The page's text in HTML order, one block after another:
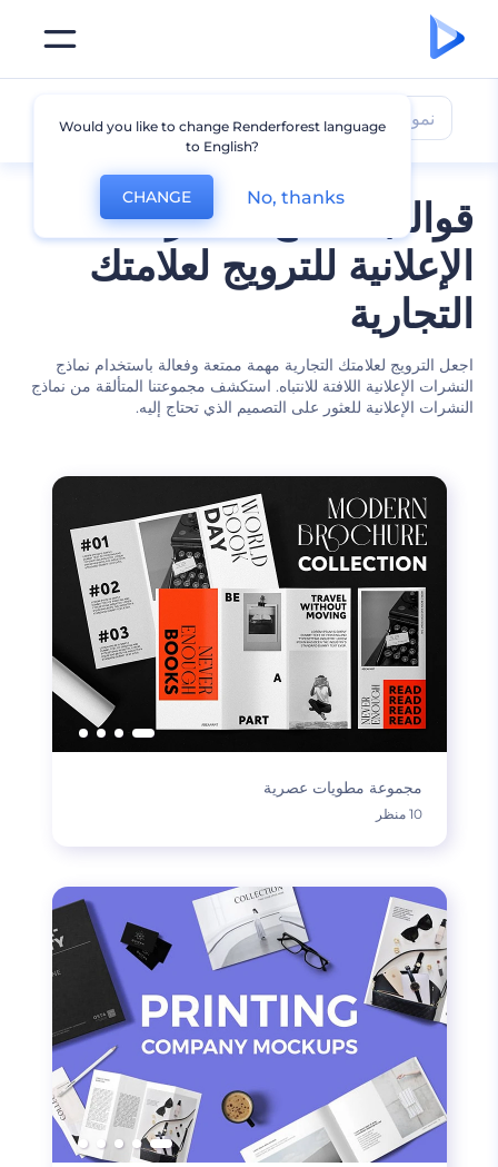
قوالب نماذج النشرات
الإعلانية للترويج لعلامتك
التجارية
اجعل الترويج لعلامتك التجارية مهمة ممتعة وفعالة باستخدام نماذج
النشرات الإعلانية اللافتة للانتباه. استكشف مجموعتنا المتألقة من نماذج
النشرات الإعلانية للعثور على التصميم الذي تحتاج إليه.
نموذج نشرة إعلانية
مجموعة مطويات عصرية
10 منظر
Would you like to change Renderforest language
to English?
CHANGE No, thanks